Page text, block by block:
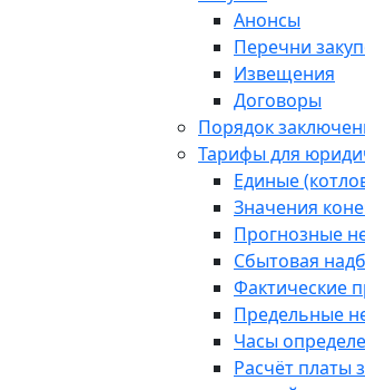
Анонсы
Перечни
Извещения
Договоры
Порядок
Тарифы для
Единые
Значения
Прогнозные
Сбытовая
Фактические
Предельные
Часы
Расчёт платы